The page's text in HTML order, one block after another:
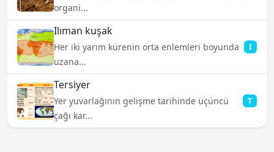
organi...
Ilıman kuşak
Her iki yarım kürenin orta enlemleri boyunda
uzana...
I
Tersiyer
Yer yuvarlağının gelişme tarihinde üçüncü
çağı kar...
T